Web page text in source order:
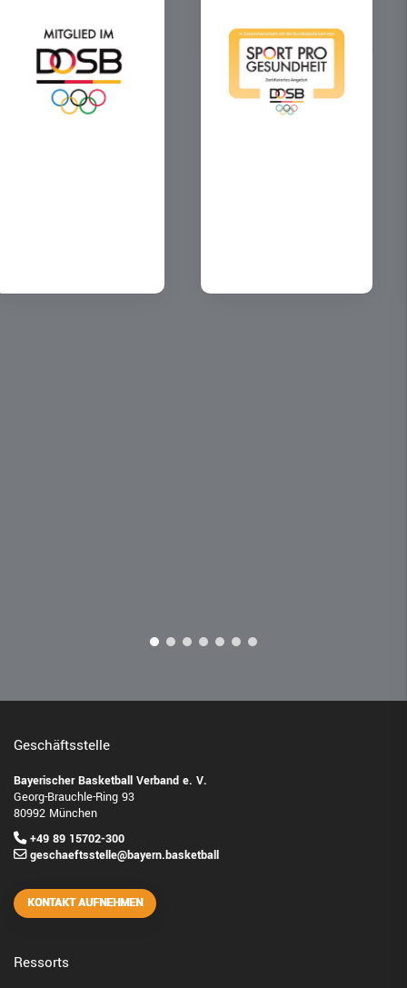
Geschäftsstelle
Bayerischer Basketball Verband e. V.
Georg-Brauchle-Ring 93
80992 München
+49 89 15702-300
geschaeftsstelle@bayern.basketball
KONTAKT AUFNEHMEN
Ressorts